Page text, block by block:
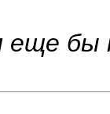
еще бы